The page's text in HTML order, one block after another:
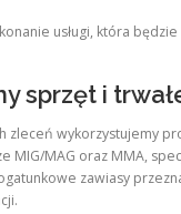
usługi, która
sprzęt i
zleceń wykorzystujemy
MIG/MAG oraz MMA,
zawiasy